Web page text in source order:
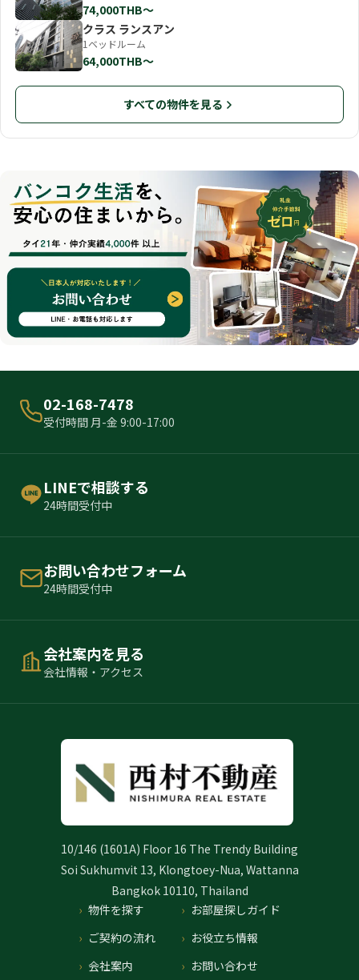
74,000THB〜
クラス ランスアン
1ベッドルーム
64,000THB〜
すべての物件を見る
02-168-7478
受付時間 月-金 9:00-17:00
LINEで相談する
24時間受付中
お問い合わせフォーム
24時間受付中
会社案内を見る
会社情報・アクセス
10/146 (1601A) Floor 16 The Trendy Building
Soi Sukhumvit 13, Klongtoey-Nua, Wattanna
Bangkok 10110, Thailand
物件を探す
お部屋探しガイド
ご契約の流れ
お役立ち情報
会社案内
お問い合わせ